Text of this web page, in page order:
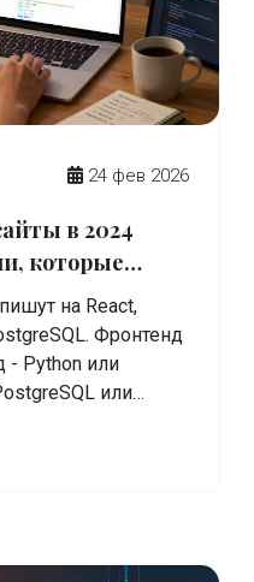
24 фев 2026
в 2024
которые
на React,
Фронтенд
- Python или
или
в компаниях и как